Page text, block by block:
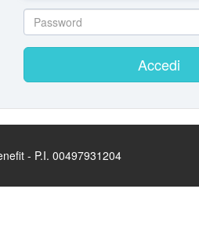
Accedi
- P.I. 00497931204